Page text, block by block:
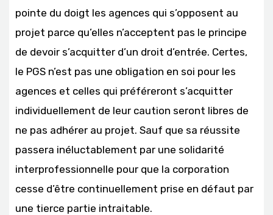
pointe du doigt les agences qui s’opposent au
projet parce qu’elles n’acceptent pas le principe
de devoir s’acquitter d’un droit d’entrée. Certes,
le PGS n’est pas une obligation en soi pour les
agences et celles qui préféreront s’acquitter
individuellement de leur caution seront libres de
ne pas adhérer au projet. Sauf que sa réussite
passera inéluctablement par une solidarité
interprofessionnelle pour que la corporation
cesse d’être continuellement prise en défaut par
une tierce partie intraitable.